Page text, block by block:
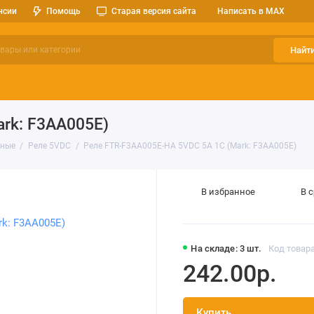
Помощь Старая версия сайта Написать в MAX
F3AA005E)
Реле 5VDC Реле FTR-F3AA005E-HA 5VDC 5A 1C (Mark: F3AA005E)
На складе: 3 шт. Код
242.00р.
В избранное В